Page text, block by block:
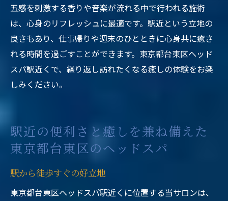
五感を刺激する香りや音楽が流れる中で行われる施術
は、心身のリフレッシュに最適です。駅近という立地の
良さもあり、仕事帰りや週末のひとときに心身共に癒さ
れる時間を過ごすことができます。東京都台東区ヘッド
スパ駅近くで、繰り返し訪れたくなる癒しの体験をお楽
しみください。
駅近の便利さと癒しを兼ね備えた
東京都台東区のヘッドスパ
駅から徒歩すぐの好立地
東京都台東区ヘッドスパ駅近くに位置する当サロンは、